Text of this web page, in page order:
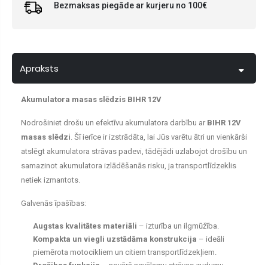
Bezmaksas piegāde ar kurjeru no 100€
Apraksts
Akumulatora masas slēdzis BIHR 12V
Nodrošiniet drošu un efektīvu akumulatora darbību ar BIHR 12V
masas slēdzi. Šī ierīce ir izstrādāta, lai Jūs varētu ātri un vienkārši
atslēgt akumulatora strāvas padevi, tādējādi uzlabojot drošību un
samazinot akumulatora izlādēšanās risku, ja transportlīdzeklis
netiek izmantots.
Galvenās īpašības:
Augstas kvalitātes materiāli – izturība un ilgmūžība.
Kompakta un viegli uzstādāma konstrukcija – ideāli
piemērota motocikliem un citiem transportlīdzekļiem.